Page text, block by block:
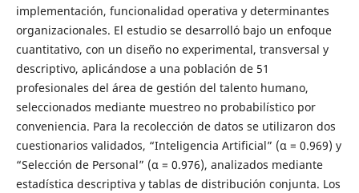
implementación, funcionalidad operativa y determinantes
organizacionales. El estudio se desarrolló bajo un enfoque
cuantitativo, con un diseño no experimental, transversal y
descriptivo, aplicándose a una población de 51
profesionales del área de gestión del talento humano,
seleccionados mediante muestreo no probabilístico por
conveniencia. Para la recolección de datos se utilizaron dos
cuestionarios validados, “Inteligencia Artificial” (α = 0.969) y
“Selección de Personal” (α = 0.976), analizados mediante
estadística descriptiva y tablas de distribución conjunta. Los